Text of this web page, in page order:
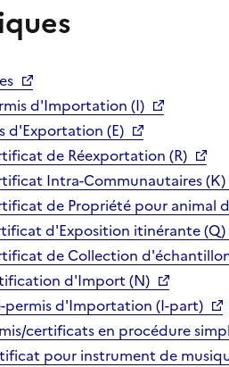
d'Importation (I)
d'Exportation (E)
de Réexportation (R)
Intra-Communautaires (K)
de Propriété pour animal
d'Exposition itinérante (Q)
de Collection
d'Import (N)
permis d'Importation (I-part)
certificats en procédure
pour instrument de